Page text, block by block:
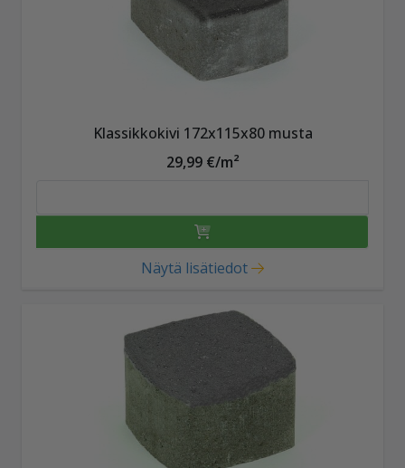
Klassikkokivi 172x115x80 musta
29,99 €/m²
Näytä lisätiedot